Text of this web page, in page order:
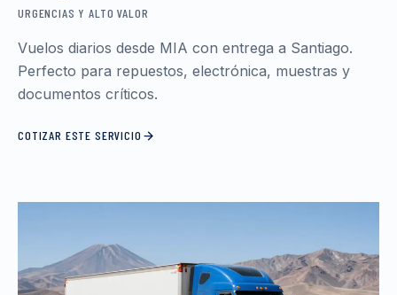
URGENCIAS Y ALTO VALOR
Vuelos diarios desde MIA con entrega a Santiago.
Perfecto para repuestos, electrónica, muestras y
documentos críticos.
COTIZAR ESTE SERVICIO